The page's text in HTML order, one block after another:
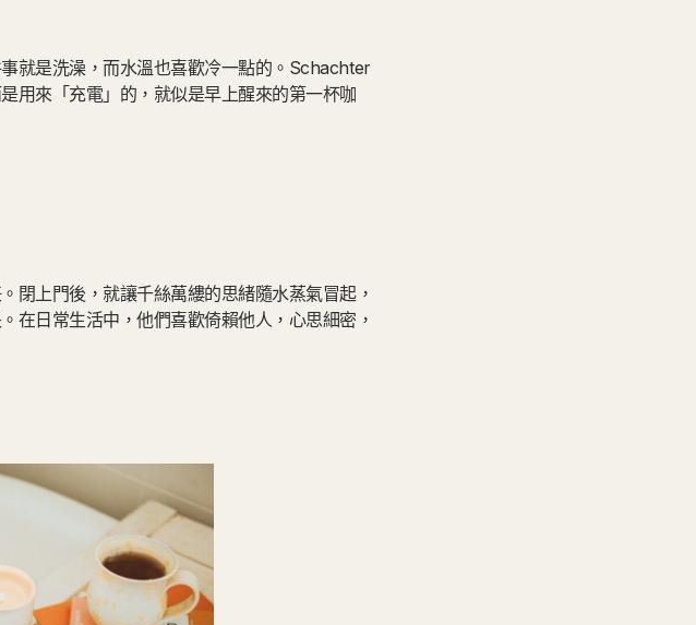
就是洗澡，而水溫也喜歡冷一點的。Schachter
用來「充電」的，就似是早上醒來的第一杯咖
閉上門後，就讓千絲萬縷的思緒隨水蒸氣冒起，
在日常生活中，他們喜歡倚賴他人，心思細密，